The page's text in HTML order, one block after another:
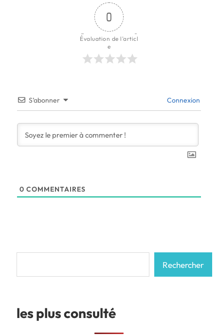
0
Évaluation de l'articl
e
S’abonner Connexion
0 COMMENTAIRES
Rechercher
les plus consulté